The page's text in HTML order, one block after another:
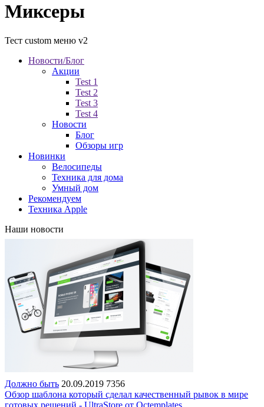
Миксеры
Тест custom меню v2
Новости/Блог
Акции
Test 1
Test 2
Test 3
Test 4
Новости
Блог
Обзоры игр
Новинки
Велосипеды
Техника для дома
Умный дом
Рекомендуем
Техника Apple
Наши новости
Должно быть 20.09.2019 7356
Обзор шаблона который сделал качественный рывок в мире
готовых решений - UltraStore от Octemplates